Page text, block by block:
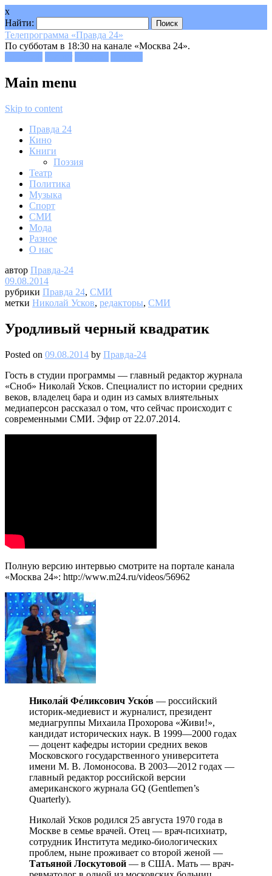
x
Найти:
Телепрограмма «Правда 24»
По субботам в 18:30 на канале «Москва 24».
Main menu
Skip to content
Правда 24
Кино
Книги
Поэзия
Театр
Политика
Музыка
Спорт
СМИ
Мода
Разное
О нас
автор Правда-24
09.08.2014
рубрики Правда 24, СМИ
метки Николай Усков, редакторы, СМИ
Уродливый черный квадратик
Posted on 09.08.2014 by Правда-24
Гость в студии программы — главный редактор журнала
«Сноб» Николай Усков. Специалист по истории средних
веков, владелец бара и один из самых влиятельных
медиаперсон рассказал о том, что сейчас происходит с
современными СМИ. Эфир от 22.07.2014.
Полную версию интервью смотрите на портале канала
«Москва 24»: http://www.m24.ru/videos/56962
Никола́й Фе́ликсович Уско́в — российский
историк-медиевист и журналист, президент
медиагруппы Михаила Прохорова «Живи!»,
кандидат исторических наук. В 1999—2000 годах
— доцент кафедры истории средних веков
Московского государственного университета
имени М. В. Ломоносова. В 2003—2012 годах —
главный редактор российской версии
американского журнала GQ (Gentlemen’s
Quarterly).
Николай Усков родился 25 августа 1970 года в
Москве в семье врачей. Отец — врач-психиатр,
сотрудник Института медико-биологических
проблем, ныне проживает со второй женой —
Татьяной Лоскутовой — в США. Мать — врач-